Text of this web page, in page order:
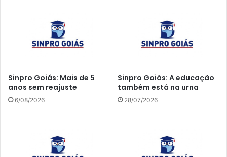
Sinpro Goiás: Mais de 5
anos sem reajuste
6/08/2026
Sinpro Goiás: A educação
também está na urna
28/07/2026